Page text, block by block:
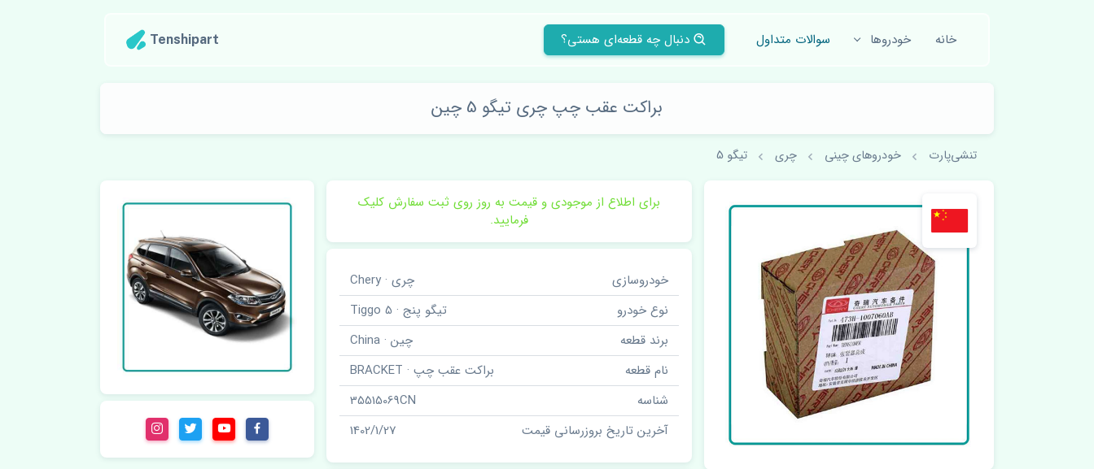
خانه خودروها سوالات متداول دنبال چه قطعه‌ای هستی؟ Tenshipart
براکت عقب چپ چری تیگو 5 چین
تنشی‌پارت خودروهای چینی چری تیگو 5
برای اطلاع از موجودی و قیمت به روز روی ثبت سفارش کلیک
فرمایید.
خودروسازی
چری · Chery
نوع خودرو
تیگو پنج · Tiggo 5
برند قطعه
چین · China
نام قطعه
براکت عقب چپ · BRACKET
شناسه
35515069CN
آخرین تاریخ بروزرسانی قیمت
1402/1/27